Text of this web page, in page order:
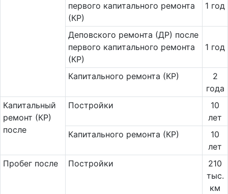
первого капитального ремонта
(КР)
1 год
Деповского ремонта (ДР) после
первого капитального ремонта
(КР)
1 год
Капитального ремонта (КР)
2
года
Ка­пи­таль­ный
ремонт (КР)
после
Постройки
10
лет
Капитального ремонта (КР)
10
лет
Пробег после
Постройки
210
тыс.
км